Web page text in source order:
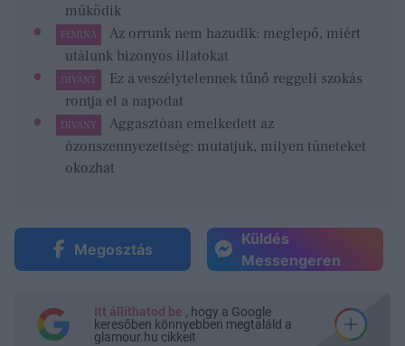
működik
FEMINA
Az orrunk nem hazudik: meglepő, miért
utálunk bizonyos illatokat
DÍVÁNY
Ez a veszélytelennek tűnő reggeli szokás
rontja el a napodat
DÍVÁNY
Aggasztóan emelkedett az
ózonszennyezettség: mutatjuk, milyen tüneteket
okozhat
Megosztás
Küldés
Messengeren
Itt állíthatod be , hogy a Google
keresőben könnyebben megtaláld a
glamour.hu cikkeit